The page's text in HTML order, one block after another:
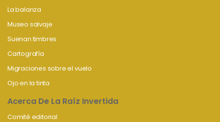
La balanza
Museo salvaje
Suenan timbres
Cartografía
Migraciones sobre el vuelo
Ojo en la tinta
Acerca De La Raíz Invertida
Comité editorial